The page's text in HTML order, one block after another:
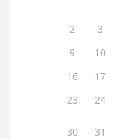
2
3
9
10
16
17
23
24
30 31